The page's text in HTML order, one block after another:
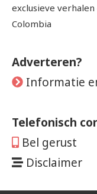
exclusieve
Colombia
Adverteren?
Informatie
Telefonisch
Bel gerust
Disclaimer